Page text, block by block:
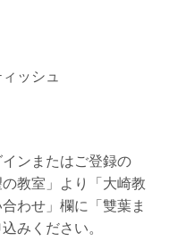
ッシュ
ンまたはご登録の
教室」より「大崎教
わせ」欄に「雙葉ま
みください。